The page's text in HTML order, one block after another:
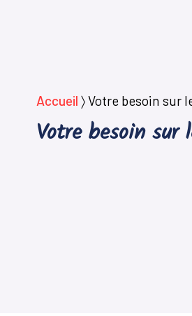
Accueil 〉Votre besoin sur
Votre besoin sur